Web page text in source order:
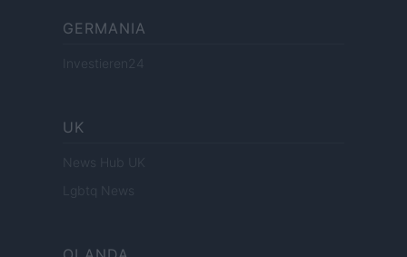
GERMANIA
Investieren24
UK
News Hub UK
Lgbtq News